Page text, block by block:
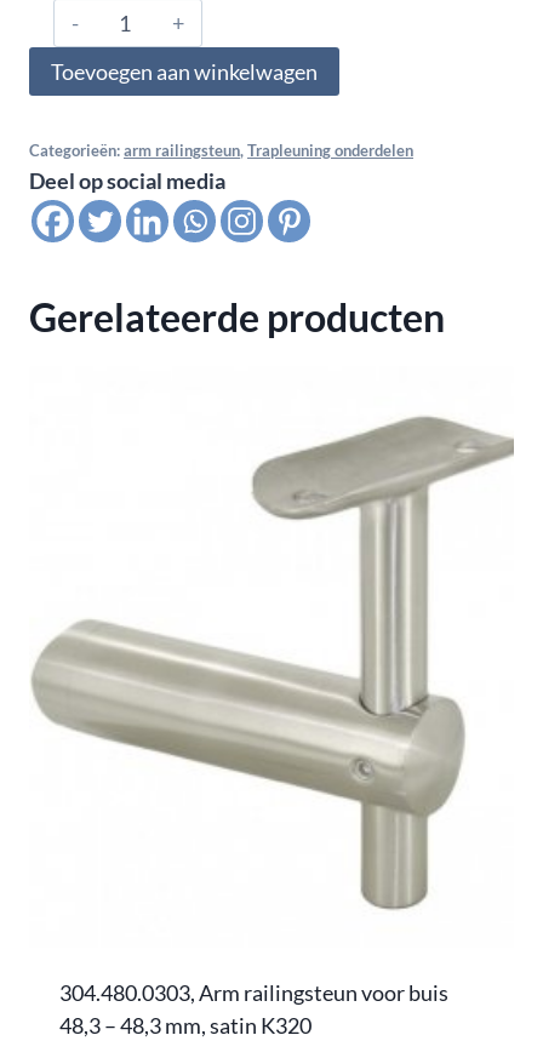
316.200.7642,
Arm
-
voor
SB-
LED
mm.
Toevoegen aan winkelwagen
Categorieën: arm railingsteun, Trapleuning onderdelen
Deel op social media
Gerelateerde producten
304.480.0303, Arm railingsteun voor buis
48,3 – 48,3 mm, satin K320